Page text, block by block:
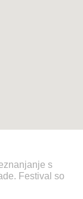
s
Festival so